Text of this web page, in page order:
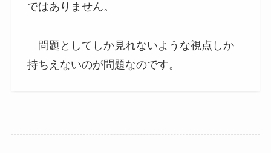
ではありません。
問題としてしか見れないような視点しか
持ちえないのが問題なのです。